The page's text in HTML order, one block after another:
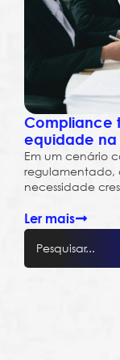
Compliance
equidade na
Em um cenário
regulamentado,
necessidade
Ler mais